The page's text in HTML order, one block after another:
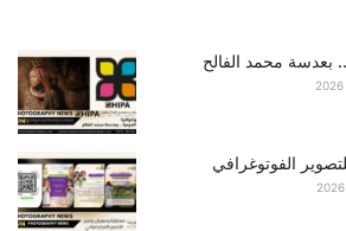
.. بعدسة محمد الفالح
الفوتوغرافي